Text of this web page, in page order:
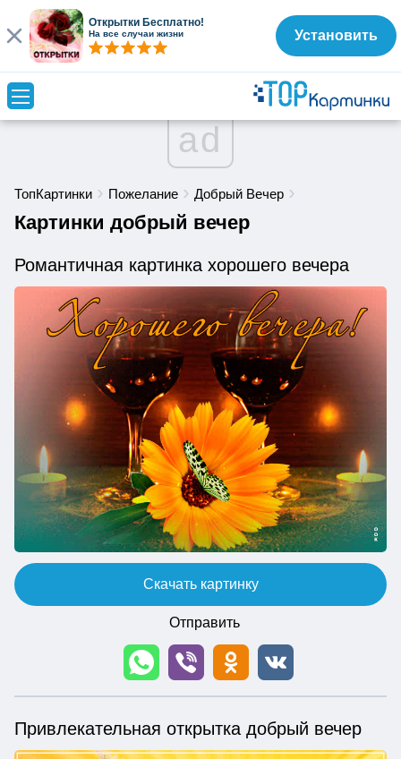
ad
ТопКартинки Пожелание Добрый Вечер
Картинки добрый вечер
Романтичная картинка хорошего вечера
Скачать картинку
Отправить
Привлекательная открытка добрый вечер
Открытки Бесплатно!
На все случаи жизни Установить